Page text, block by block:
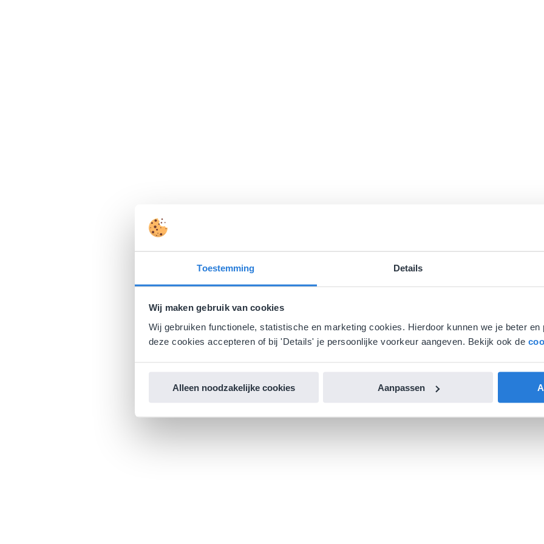
Toestemming Details
Wij maken gebruik van cookies
Wij gebruiken functionele, statistische en marketing cookies. Hierdoor kunnen we je beter
deze cookies accepteren of bij 'Details' je persoonlijke voorkeur aangeven. Bekijk ook de
Alleen noodzakelijke cookies Aanpassen